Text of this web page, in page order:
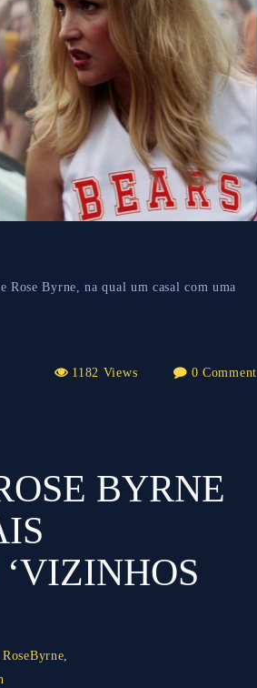
Rose Byrne, na qual um casal com uma
1182 Views 0 Comment
BYRNE
RoseByrne,